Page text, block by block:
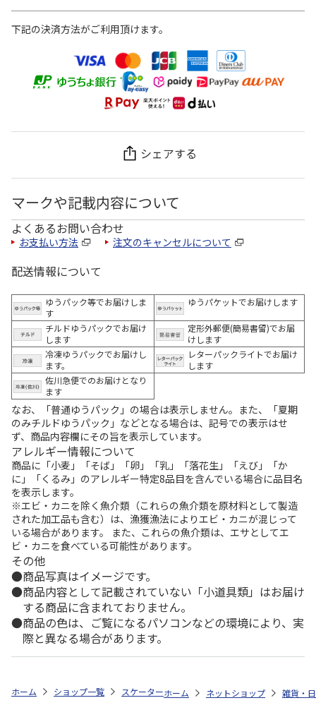
下記の決済方法がご利用頂けます。
シェアする
マークや記載内容について
よくあるお問い合わせ
お支払い方法 注文のキャンセルについて
配送情報について
ゆうパック等でお届けしま
す
ゆうパケットでお届けします
チルドゆうパックでお届け
します
定形外郵便(簡易書留)でお届
けします
冷凍ゆうパックでお届けし
ます。
レターパックライトでお届け
します
佐川急便でのお届けとなり
ます
なお、「普通ゆうパック」の場合は表示しません。また、「夏期
のみチルドゆうパック」などとなる場合は、記号での表示はせ
ず、商品内容欄にその旨を表示しています。
アレルギー情報について
商品に「小麦」「そば」「卵」「乳」「落花生」「えび」「か
に」「くるみ」のアレルギー特定8品目を含んでいる場合に品目名
を表示します。
※エビ・カニを除く魚介類（これらの魚介類を原材料として製造
された加工品も含む）は、漁獲漁法によりエビ・カニが混じって
いる場合があります。 また、これらの魚介類は、エサとしてエ
ビ・カニを食べている可能性があります。
その他
商品写真はイメージです。
商品内容として記載されていない「小道具類」はお届け
する商品に含まれておりません。
商品の色は、ご覧になるパソコンなどの環境により、実
際と異なる場合があります。
ホーム ショップ一覧 スケーター 食洗機対応 スライド式トリオセッ
ホーム ネットショップ 雑貨・